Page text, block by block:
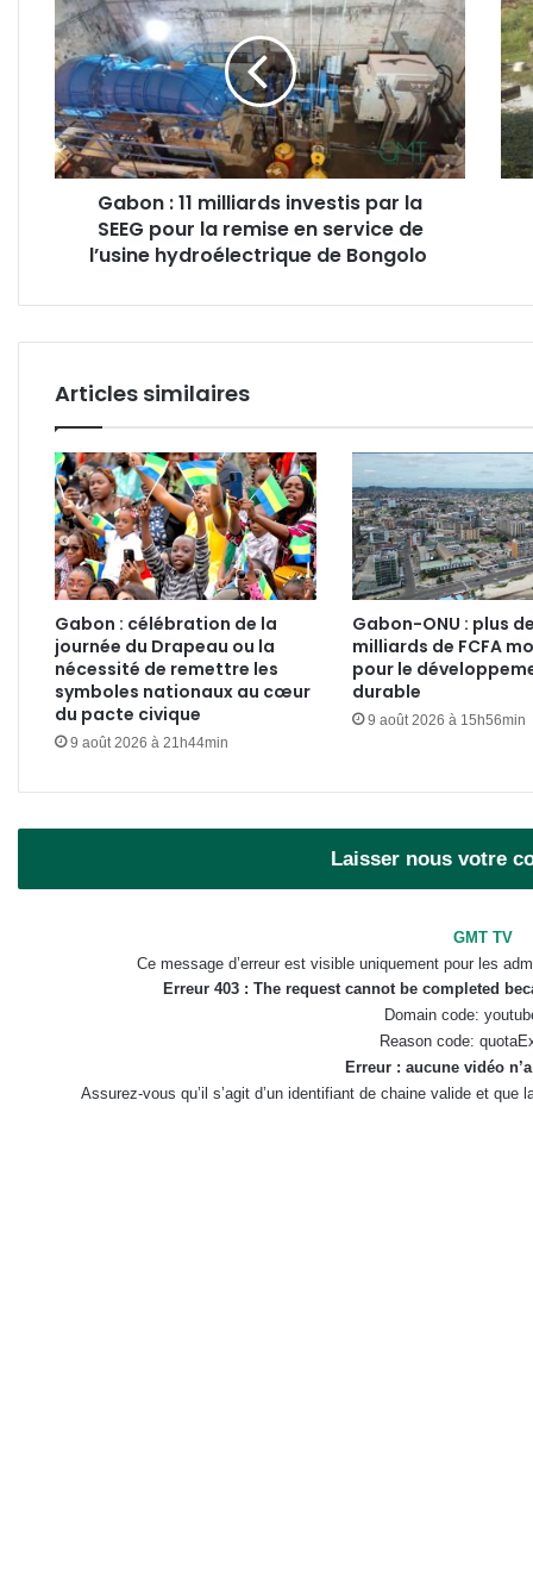
11
milliards
investis
par
la
SEEG
pour
remise
de
Bongolo
Gabon : 11 milliards investis par la
SEEG pour la remise en service de
l’usine hydroélectrique de Bongolo
un
pays
riche
peut-
il
Articles similaires
Gabon : célébration de la
journée du Drapeau ou la
nécessité de remettre les
symboles nationaux au cœur
du pacte civique
9 août 2026 à 21h44min
Gabon-ONU : plus
milliards de FCFA
pour le
durable
9 août 2026 à 15h56min
Laisser nous votre
GMT TV
Ce message d’erreur est visible uniquement pour les
Erreur 403 : The request cannot be completed
Domain code:
Reason code:
Erreur : aucune vidéo
Assurez-vous qu’il s’agit d’un identifiant de chaine valide et